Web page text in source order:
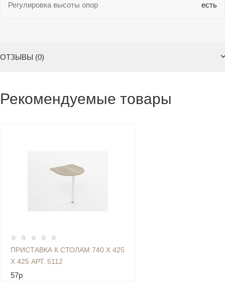
Регулировка высоты опор есть
ОТЗЫВЫ (0)
Рекомендуемые товары
ПРИСТАВКА К СТОЛАМ 740 Х 425
Х 425 АРТ. 5112
57p